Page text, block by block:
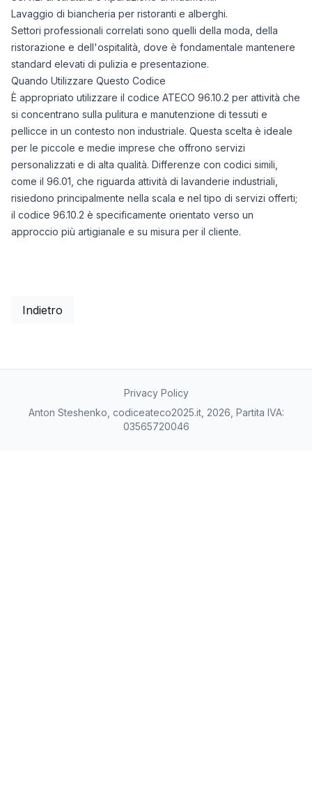
Lavaggio di biancheria per ristoranti e alberghi.
Settori professionali correlati sono quelli della moda, della
ristorazione e dell'ospitalità, dove è fondamentale mantenere
standard elevati di pulizia e presentazione.
Quando Utilizzare Questo Codice
È appropriato utilizzare il codice ATECO 96.10.2 per attività che
si concentrano sulla pulitura e manutenzione di tessuti e
pellicce in un contesto non industriale. Questa scelta è ideale
per le piccole e medie imprese che offrono servizi
personalizzati e di alta qualità. Differenze con codici simili,
come il 96.01, che riguarda attività di lavanderie industriali,
risiedono principalmente nella scala e nel tipo di servizi offerti;
il codice 96.10.2 è specificamente orientato verso un
approccio più artigianale e su misura per il cliente.
Indietro
Privacy Policy
Anton Steshenko, codiceateco2025.it, 2026, Partita IVA:
03565720046